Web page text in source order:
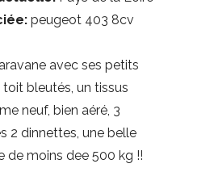
peugeot 403 8cv
avec ses petits
bleutés, un tissus
neuf, bien aéré, 3
2 dinnettes, une belle
de moins dee 500 kg !!